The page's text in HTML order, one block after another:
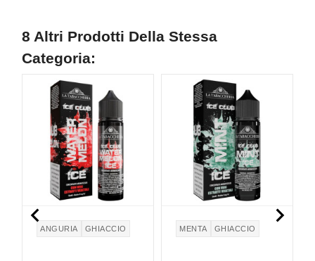
8 Altri Prodotti Della Stessa
Categoria:
ANGURIA GHIACCIO MENTA GHIACCIO
NON DISPONIBILE
 